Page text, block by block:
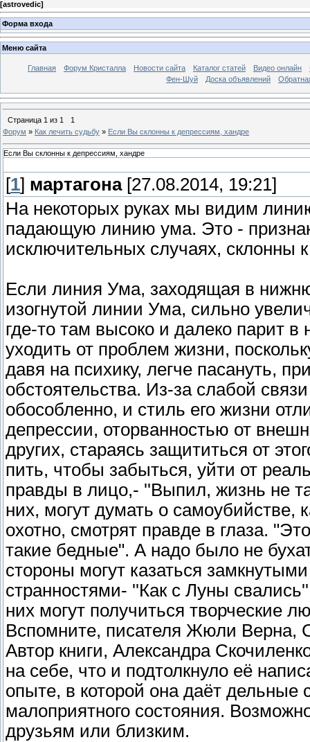
[astrovedic]
Форма входа
Меню сайта
Главная Форум Кристалла Новости сайта Каталог статей Видео онлайн
Фен-Шуй
Доска объявлений
Страница 1 из 1
1
Форум » Как лечить судьбу » Если Вы склонны к депрессиям, хандре
Если Вы склонны к депрессиям, хандре
[1] мартагона[27.08.2014, 19:21]
На некоторых руках мы видим
падающую линию ума. Это -
исключительных случаях, склонны
Если линия Ума, заходящая в
изогнутой линии Ума, сильно
где-то там высоко и далеко парит в
уходить от проблем жизни,
давя на психику, легче пасануть,
обстоятельства. Из-за слабой
обособленно, и стиль его жизни
депрессии, оторванностью от
других, стараясь защититься от
пить, чтобы забыться, уйти от
правды в лицо,- ''Выпил, жизнь не
них, могут думать о самоубийстве,
охотно, смотрят правде в глаза.
такие бедные". А надо было не
стороны могут казаться
странностями- ''Как с Луны
них могут получиться творческие
Вспомните, писателя Жюли Верна,
Автор книги, Александра
на себе, что и подтолкнуло её
опыте, в которой она даёт дельные
малоприятного состояния.
друзьям или близким.